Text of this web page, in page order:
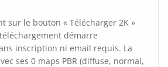
sur le bouton « Télécharger 2K »
démarre
inscription ni email requis. La
ses 0 maps PBR (diffuse, normal,